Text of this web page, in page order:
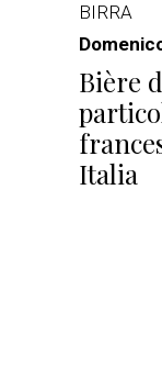
BIRRA
Bière
Italia